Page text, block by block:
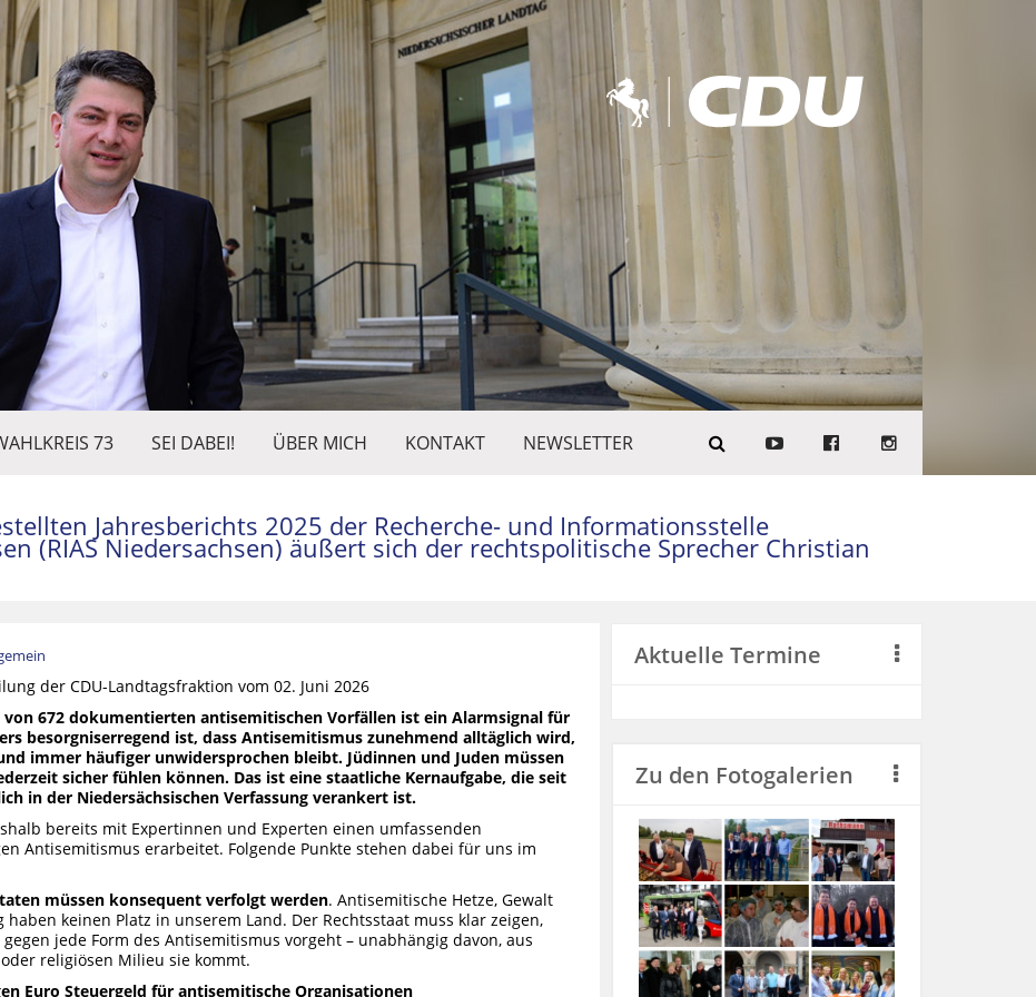
73 SEI DABEI! ÜBER MICH KONTAKT NEWSLETTER
Jahresberichts 2025 der Recherche- und Informationsstelle
(RIAS Niedersachsen) äußert sich der rechtspolitische Sprecher Christian
der CDU-Landtagsfraktion vom 02. Juni 2026
von 672 dokumentierten antisemitischen Vorfällen ist ein Alarmsignal für
besorgniserregend ist, dass Antisemitismus zunehmend alltäglich wird,
immer häufiger unwidersprochen bleibt. Jüdinnen und Juden müssen
sicher fühlen können. Das ist eine staatliche Kernaufgabe, die seit
in der Niedersächsischen Verfassung verankert ist.
bereits mit Expertinnen und Experten einen umfassenden
Antisemitismus erarbeitet. Folgende Punkte stehen dabei für uns im
müssen konsequent verfolgt werden. Antisemitische Hetze, Gewalt
keinen Platz in unserem Land. Der Rechtsstaat muss klar zeigen,
jede Form des Antisemitismus vorgeht – unabhängig davon, aus
religiösen Milieu sie kommt.
Euro Steuergeld für antisemitische Organisationen
Aktuelle Termine
Zu den Fotogalerien